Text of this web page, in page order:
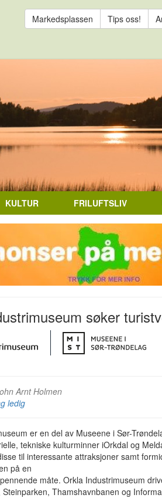
Markedsplassen Tips oss!
KULTUR FRILUFTSLIV
søker
Arnt Holmen
ledig
er en del av Museene i Sør-
tekniske kulturminner iOrkdal og
til interessante attraksjoner samt
på en
måte. Orkla Industrimuseum
Thamshavnbanen og